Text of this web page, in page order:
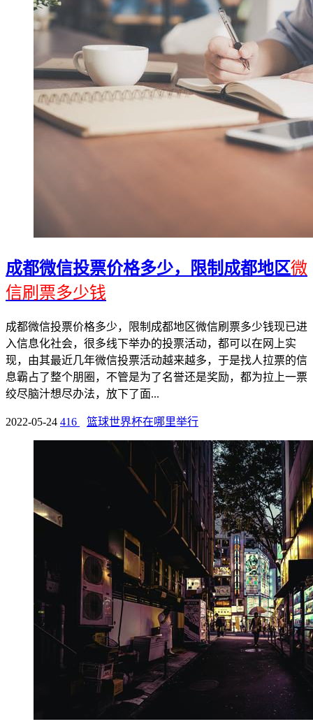
成都微信投票价格多少，限制成都地区微
信刷票多少钱
成都微信投票价格多少，限制成都地区微信刷票多少钱现已进
入信息化社会，很多线下举办的投票活动，都可以在网上实
现，由其最近几年微信投票活动越来越多，于是找人拉票的信
息霸占了整个朋圈，不管是为了名誉还是奖励，都为拉上一票
绞尽脑汁想尽办法，放下了面...
2022-05-24 416 篮球世界杯在哪里举行